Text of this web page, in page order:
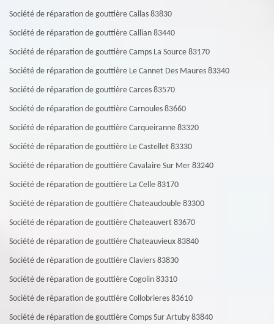
Société de réparation de gouttière Callas 83830
Société de réparation de gouttière Callian 83440
Société de réparation de gouttière Camps La Source 83170
Société de réparation de gouttière Le Cannet Des Maures 83340
Société de réparation de gouttière Carces 83570
Société de réparation de gouttière Carnoules 83660
Société de réparation de gouttière Carqueiranne 83320
Société de réparation de gouttière Le Castellet 83330
Société de réparation de gouttière Cavalaire Sur Mer 83240
Société de réparation de gouttière La Celle 83170
Société de réparation de gouttière Chateaudouble 83300
Société de réparation de gouttière Chateauvert 83670
Société de réparation de gouttière Chateauvieux 83840
Société de réparation de gouttière Claviers 83830
Société de réparation de gouttière Cogolin 83310
Société de réparation de gouttière Collobrieres 83610
Société de réparation de gouttière Comps Sur Artuby 83840